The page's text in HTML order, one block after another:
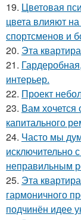
19. Цветовая
цвета влияют
спортсменов и
20. Эта
21.
интерьер.
22. Проект
23. Вам хочется
капитального
24. Часто мы
исключительно
неправильным
25. Эта
гармоничного
подчинён идее